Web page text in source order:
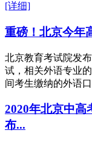
[详细]
重磅！北京今年
北京教育考试院发
试，相关外语专业
间考生缴纳的外语
2020年北京中高
布...